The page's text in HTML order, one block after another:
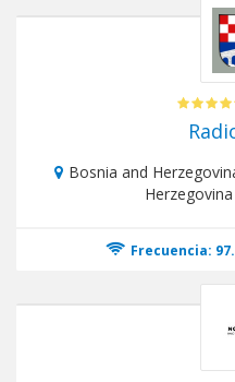
Bosnia and
Frecuencia: